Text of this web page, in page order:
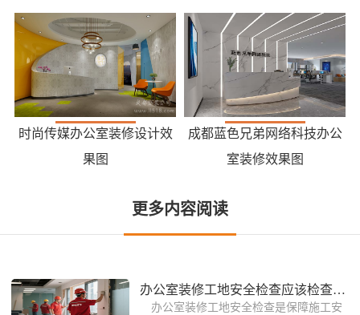
时尚传媒办公室装修设计效
果图
成都蓝色兄弟网络科技办公
室装修效果图
更多内容阅读
办公室装修工地安全检查应该检查什么？
办公室装修工地安全检查是保障施工安